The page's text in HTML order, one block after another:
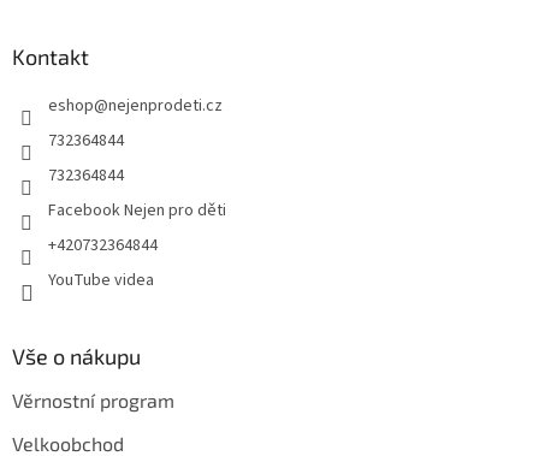
Kontakt
eshop@nejenprodeti.cz
732364844
732364844
Facebook Nejen pro děti
+420732364844
YouTube videa
Vše o nákupu
Věrnostní program
Velkoobchod